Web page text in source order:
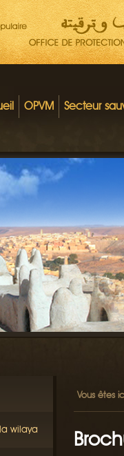
OPVM Secteur
wilaya
Vous êtes